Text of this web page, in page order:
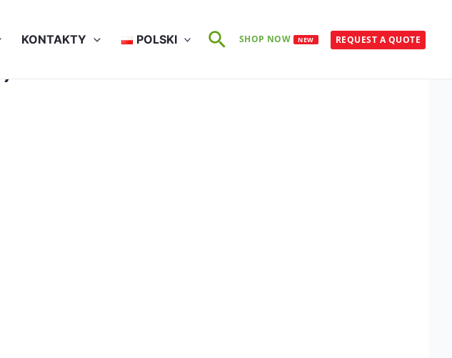
KONTAKTY POLSKI SzukajSHOP NOW NEW REQUEST A QUOTE